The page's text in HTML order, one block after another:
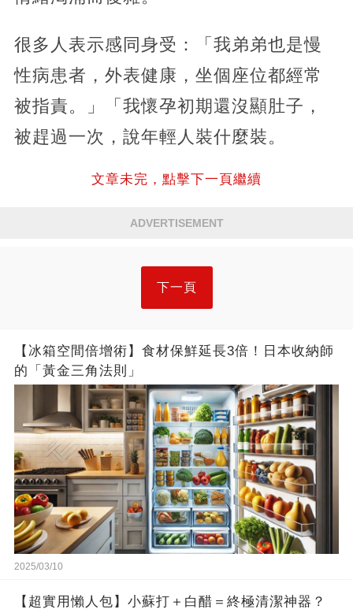
很多人表示感同身受：「我弟弟也是慢
性病患者，外表健康，坐個座位都經常
被指責。」「我懷孕初期還沒顯肚子，
被趕過一次，說年輕人裝什麼裝。
文章未完，點擊下一頁繼續
ADVERTISEMENT
下一頁
【冰箱空間倍增術】食材保鮮延長3倍！日本收納師
的「黃金三角法則」
2025/03/10
【超實用懶人包】小蘇打＋白醋＝終極清潔神器？